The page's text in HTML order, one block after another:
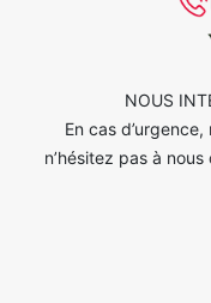
NOUS
En cas
n’hésitez pas à